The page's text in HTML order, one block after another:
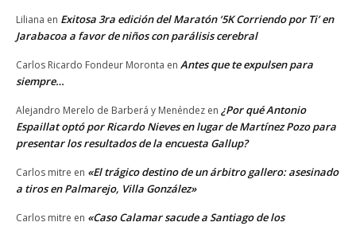
Liliana en Exitosa 3ra edición del Maratón ‘5K Corriendo por Ti’ en
Jarabacoa a favor de niños con parálisis cerebral
Carlos Ricardo Fondeur Moronta en Antes que te expulsen para
siempre…
Alejandro Merelo de Barberá y Menéndez en ¿Por qué Antonio
Espaillat optó por Ricardo Nieves en lugar de Martínez Pozo para
presentar los resultados de la encuesta Gallup?
Carlos mitre en «El trágico destino de un árbitro gallero: asesinado
a tiros en Palmarejo, Villa González»
Carlos mitre en «Caso Calamar sacude a Santiago de los